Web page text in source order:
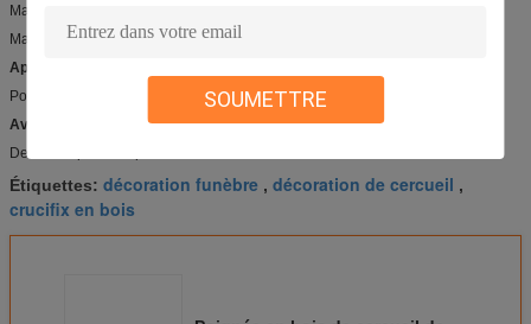
SOUMETTRE
Matériel en bois solide avec la peinture
Matériel : chêne ou hêtre
Applications :
Poignée de cercueil
Avantage compétitif :
De haute qualité et prix concurrentiel
Étiquettes: décoration funèbre , décoration de cercueil ,
crucifix en bois